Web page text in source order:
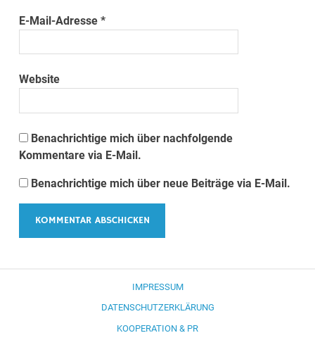
E-Mail-Adresse*
Website
Benachrichtige mich über nachfolgende
Kommentare via E-Mail.
Benachrichtige mich über neue Beiträge via E-Mail.
IMPRESSUM
DATENSCHUTZERKLÄRUNG
KOOPERATION & PR